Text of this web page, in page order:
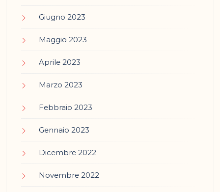
Giugno 2023
Maggio 2023
Aprile 2023
Marzo 2023
Febbraio 2023
Gennaio 2023
Dicembre 2022
Novembre 2022